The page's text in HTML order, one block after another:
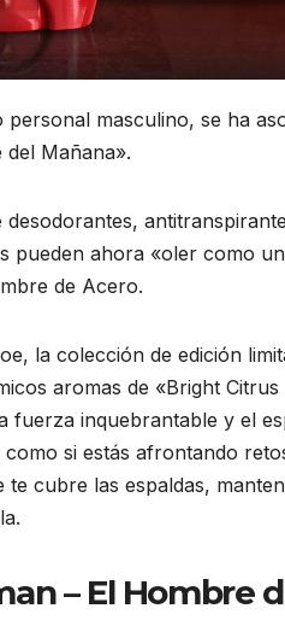
masculino, se ha
Mañana».
desodorantes,
pueden ahora «oler como
de Acero.
la colección de edición
aromas de «Bright
fuerza inquebrantable y el
si estás afrontando
cubre las espaldas,
– El Hombre